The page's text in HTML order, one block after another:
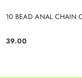
10 BEAD ANAL CHAIN
Cena:
39.00